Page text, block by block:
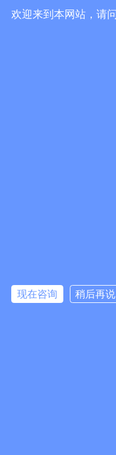
欢迎来到本网站，请
现在咨询 稍后再说